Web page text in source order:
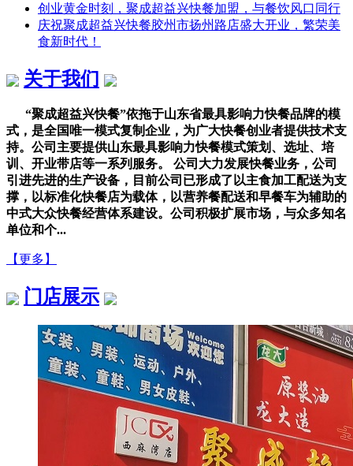
创业黄金时刻，聚成超益兴快餐加盟，与餐饮风口同行
庆祝聚成超益兴快餐胶州市扬州路店盛大开业，繁荣美
食新时代！
关于我们
“聚成超益兴快餐”依拖于山东省最具影响力快餐品牌的模
式，是全国唯一模式复制企业，为广大快餐创业者提供技术支
持。公司主要提供山东最具影响力快餐模式策划、选址、培
训、开业带店等一系列服务。 公司大力发展快餐业务，公司
引进先进的生产设备，目前公司已形成了以主食加工配送为支
撑，以标准化快餐店为载体，以营养餐配送和早餐车为辅助的
中式大众快餐经营体系建设。公司积极扩展市场，与众多知名
单位和个...
【更多】
门店展示